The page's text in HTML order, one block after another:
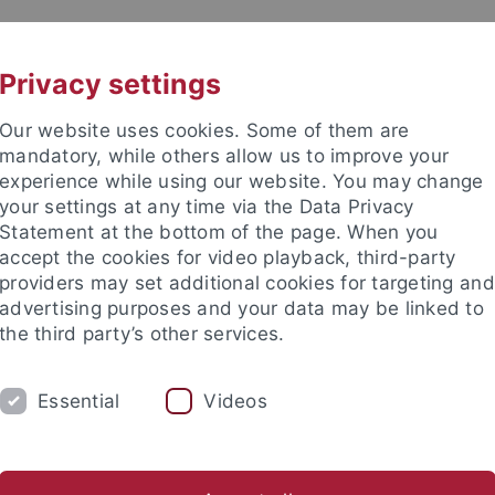
FORSCHUNG EINRICHTUNGEN
und Immatrikulation Beratung und Info
Das Diversitätsorientierte
Privacy settings
Our website uses cookies. Some of them are
mandatory, while others allow us to improve your
experience while using our website. You may change
your settings at any time via the Data Privacy
Statement at the bottom of the page. When you
accept the cookies for video playback, third-party
providers may set additional cookies for targeting and
advertising purposes and your data may be linked to
the third party’s other services.
Essential Videos